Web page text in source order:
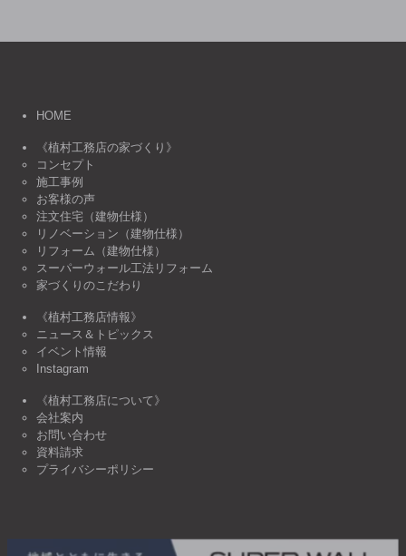
HOME
《植村工務店の家づくり》
コンセプト
施工事例
お客様の声
注文住宅（建物仕様）
リノベーション（建物仕様）
リフォーム（建物仕様）
スーパーウォール工法リフォーム
家づくりのこだわり
《植村工務店情報》
ニュース＆トピックス
イベント情報
Instagram
《植村工務店について》
会社案内
お問い合わせ
資料請求
プライバシーポリシー